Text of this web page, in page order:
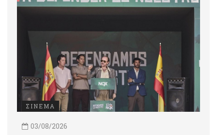
ΣΙΝΕΜΑ
03/08/2026